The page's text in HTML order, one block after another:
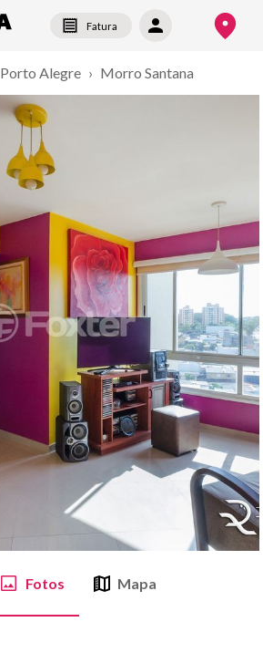
Fatura
Porto Alegre › Morro Santana
Fotos Mapa